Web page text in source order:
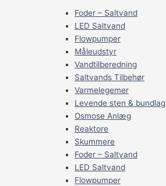
Foder – Saltvand
LED Saltvand
Flowpumper
Måleudstyr
Vandtilberedning
Saltvands Tilbehør
Varmelegemer
Levende sten & bundlag
Osmose Anlæg
Reaktore
Skummere
Foder – Saltvand
LED Saltvand
Flowpumper